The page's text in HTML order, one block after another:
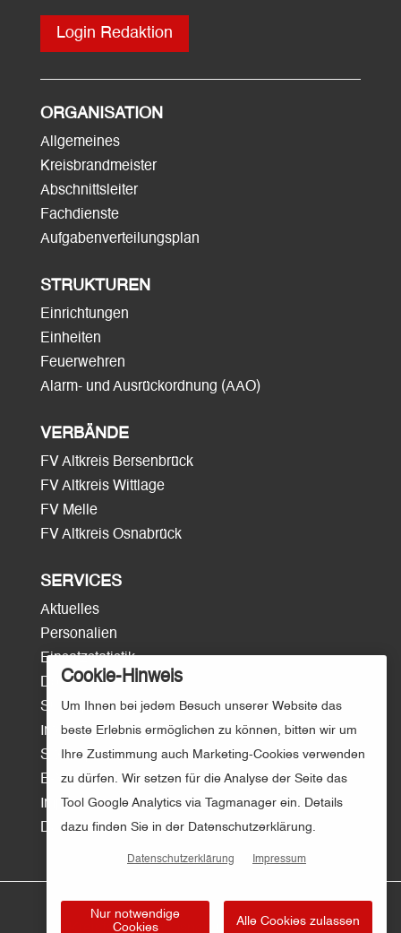
Login Redaktion
ORGANISATION
Allgemeines
Kreisbrandmeister
Abschnittsleiter
Fachdienste
Aufgabenverteilungsplan
STRUKTUREN
Einrichtungen
Einheiten
Feuerwehren
Alarm- und Ausrückordnung (AAO)
VERBÄNDE
FV Altkreis Bersenbrück
FV Altkreis Wittlage
FV Melle
FV Altkreis Osnabrück
SERVICES
Aktuelles
Personalien
Einsatzstatistik
Download
Surftipps
Intern/Login
Sitemap
E-Mail
Impressum
Datenschutz
© Kreisfeuerwehr Osnabrück | Gestaltung und
Cookie-Hinweis
Um Ihnen bei jedem Besuch unserer Website das
beste Erlebnis ermöglichen zu können, bitten wir um
Ihre Zustimmung auch Marketing-Cookies verwenden
zu dürfen. Wir setzen für die Analyse der Seite das
Tool Google Analytics via Tagmanager ein. Details
dazu finden Sie in der Datenschutzerklärung.
Datenschutzerklärung Impressum
Nur notwendige
Cookies
Alle Cookies zulassen